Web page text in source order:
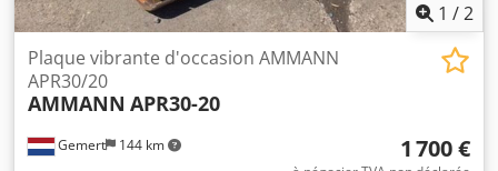
1 /2
Gemert 144 km
Plaque vibrante d'occasion AMMANN
APR30/20
AMMANN APR30-20
1 700 €